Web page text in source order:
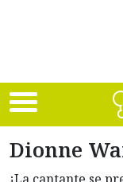
Dionne